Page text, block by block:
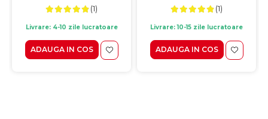
(1)
Livrare: 4-10 zile lucratoare
ADAUGA IN COS
(1)
Livrare: 10-15 zile lucratoare
ADAUGA IN COS